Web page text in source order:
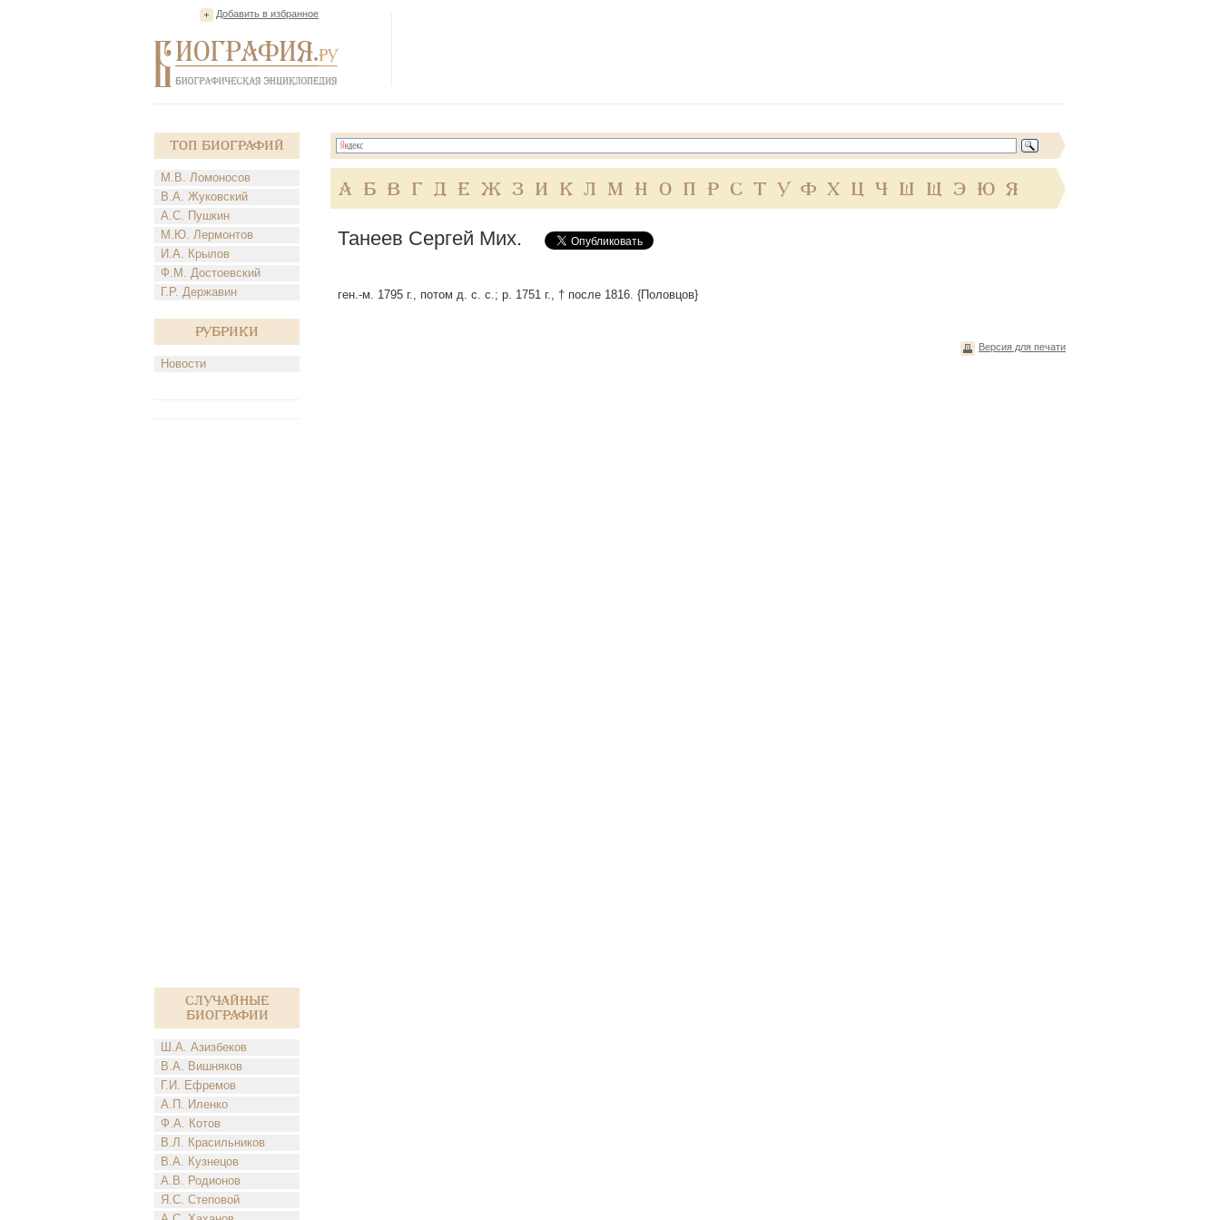
Добавить в избранное
Топ Биографий
М.В. Ломоносов
В.А. Жуковский
А.С. Пушкин
М.Ю. Лермонтов
И.А. Крылов
Ф.М. Достоевский
Г.Р. Державин
Рубрики
Новости
Случайные
биографии
Ш.А. Азизбеков
В.А. Вишняков
Г.И. Ефремов
А.П. Иленко
Ф.А. Котов
В.Л. Красильников
В.А. Кузнецов
А.В. Родионов
Я.С. Степовой
А Б В Г Д Е Ж З И К Л М Н О П Р С Т У Ф Х Ц Ч Ш Щ Э Ю Я
Танеев Сергей Мих.
ген.-м. 1795 г., потом д. с. с.; р. 1751 г., † после 1816. {Половцов}
Версия для печати